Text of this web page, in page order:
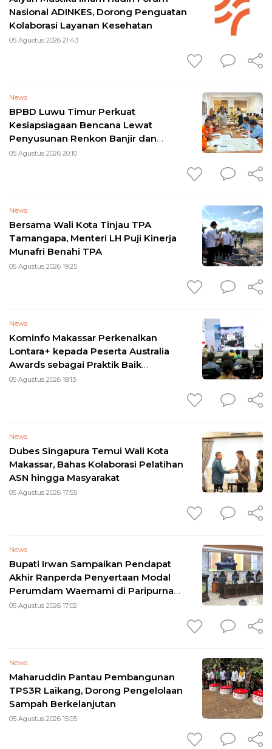
Nasional ADINKES, Dorong Penguatan
Kolaborasi Layanan Kesehatan
05 Agustus 2026 21:43
News
BPBD Luwu Timur Perkuat
Kesiapsiagaan Bencana Lewat
Penyusunan Renkon Banjir dan
Longsor 2026
05 Agustus 2026 20:10
News
Bersama Wali Kota Tinjau TPA
Tamangapa, Menteri LH Puji Kinerja
Munafri Benahi TPA
05 Agustus 2026 19:25
News
Kominfo Makassar Perkenalkan
Lontara+ kepada Peserta Australia
Awards sebagai Praktik Baik
Transformasi Digital
05 Agustus 2026 18:13
News
Dubes Singapura Temui Wali Kota
Makassar, Bahas Kolaborasi Pelatihan
ASN hingga Masyarakat
05 Agustus 2026 17:55
News
Bupati Irwan Sampaikan Pendapat
Akhir Ranperda Penyertaan Modal
Perumdam Waemami di Paripurna
DPRD
05 Agustus 2026 17:02
News
Maharuddin Pantau Pembangunan
TPS3R Laikang, Dorong Pengelolaan
Sampah Berkelanjutan
05 Agustus 2026 15:05